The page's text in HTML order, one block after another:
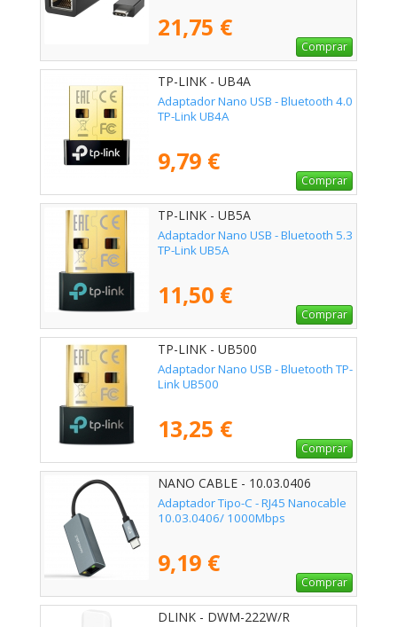
21,75 €
Comprar
TP-LINK - UB4A
Adaptador Nano USB - Bluetooth 4.0
TP-Link UB4A
9,79 €
Comprar
TP-LINK - UB5A
Adaptador Nano USB - Bluetooth 5.3
TP-Link UB5A
11,50 €
Comprar
TP-LINK - UB500
Adaptador Nano USB - Bluetooth TP-
Link UB500
13,25 €
Comprar
NANO CABLE - 10.03.0406
Adaptador Tipo-C - RJ45 Nanocable
10.03.0406/ 1000Mbps
9,19 €
Comprar
DLINK - DWM-222W/R